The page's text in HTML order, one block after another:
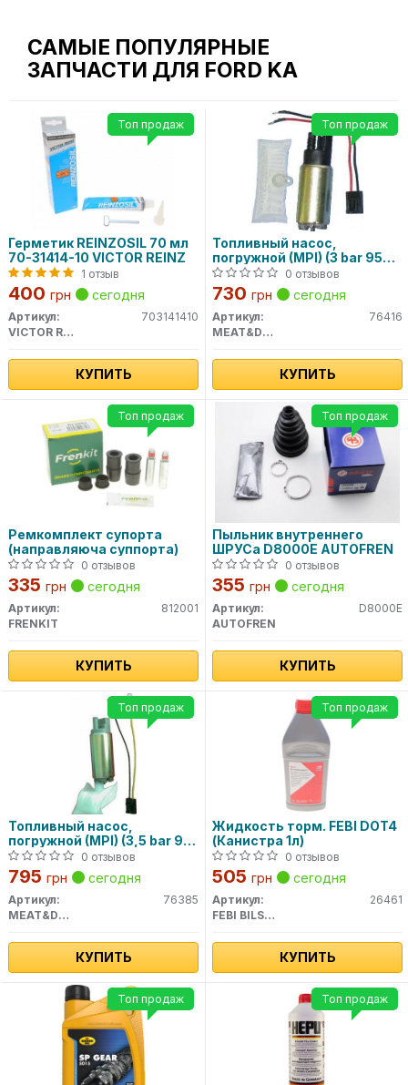
САМЫЕ ПОПУЛЯРНЫЕ
ЗАПЧАСТИ ДЛЯ FORD KA
Герметик REINZOSIL 70 мл
70-31414-10 VICTOR REINZ
1 отзыв
400 грн сегодня
Артикул:
703141410
VICTOR REINZ
КУПИТЬ
Топ продаж
Топливный насос,
погружной (MPI) (3 bar 95
l/h) 76416 MEAT&DORIA
0 отзывов
730 грн сегодня
Артикул:
76416
MEAT&DORIA
КУПИТЬ
Топ продаж
Ремкомплект супорта
(направляюча суппорта)
0 отзывов
335 грн сегодня
Артикул:
812001
FRENKIT
КУПИТЬ
Топ продаж
Пыльник внутреннего
ШРУСа D8000E AUTOFREN
0 отзывов
355 грн сегодня
Артикул:
D8000E
AUTOFREN
КУПИТЬ
Топ продаж
Топливный насос,
погружной (MPI) (3,5 bar 90
l/h) 76385 MEAT&DORIA
0 отзывов
795 грн сегодня
Артикул:
76385
MEAT&DORIA
КУПИТЬ
Топ продаж
Жидкость торм. FEBI DOT4
(Канистра 1л)
0 отзывов
505 грн сегодня
Артикул:
26461
FEBI BILSTEIN
КУПИТЬ
Топ продаж
Топ продаж Топ продаж